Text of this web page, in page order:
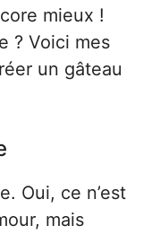
mieux !
? Voici mes
un gâteau
Oui, ce n’est
mais